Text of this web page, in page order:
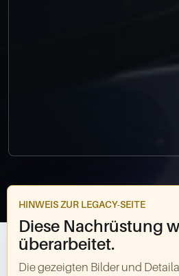
HINWEIS ZUR LEGACY-SEITE
Diese Nachrüstung
überarbeitet.
Die gezeigten Bilder und